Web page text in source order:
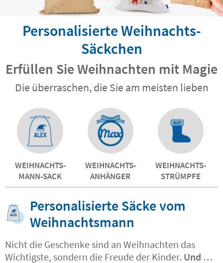
Personalisierte Weihnachts-
Säckchen
Erfüllen Sie Weihnachten mit Magie
Die überraschen, die Sie am meisten lieben
WEIHNACHTS-
MANN-SACK
WEIHNACHTS-
ANHÄNGER
WEIHNACHTS-
STRÜMPFE
Personalisierte Säcke vom
Weihnachtsmann
Nicht die Geschenke sind an Weihnachten das
Wichtigste, sondern die Freude der Kinder. Und es